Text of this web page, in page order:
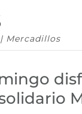
Mercadillos